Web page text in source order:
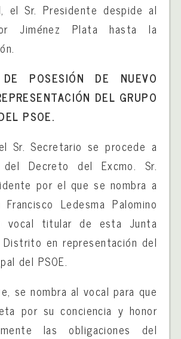
el Sr. Presidente despide al
Jiménez Plata hasta la
POSESIÓN DE NUEVO
DEL GRUPO
PSOE.
Sr. Secretario se procede a
Decreto del Excmo. Sr.
por el que se nombra a
Ledesma Palomino
vocal titular de esta Junta
Distrito en representación del
del PSOE.
se nombra al vocal para que
por su conciencia y honor
las obligaciones del